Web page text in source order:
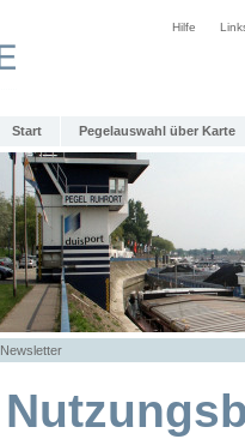
Hilfe
Start Pegelauswahl über Karte
Newsletter